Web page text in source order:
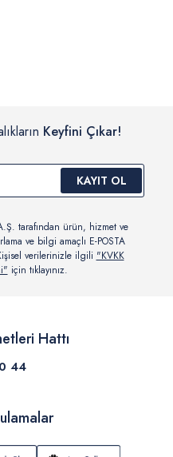
Keyfini Çıkar!
KAYIT OL
tarafından ürün, hizmet ve
ve bilgi amaçlı E-POSTA
verilerinizle ilgili "KVKK
için tıklayınız.
Hattı
44